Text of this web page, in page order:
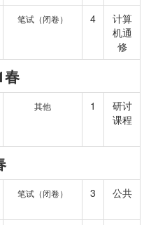
笔试（闭卷） 4
计算
机通
修
春
其他 1
研讨
课程
笔试（闭卷） 3 公共